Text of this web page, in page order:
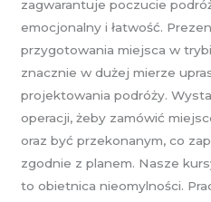
zagwarantuje poczucie
emocjonalny i łatwość.
przygotowania miejsca w
znacznie w dużej mierze
projektowania podróży.
operacji, żeby zamówić
oraz być przekonanym, co
zgodnie z planem. Nasze
to obietnica nieomylności.